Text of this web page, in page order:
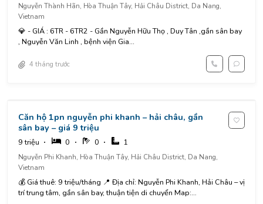
Nguyễn Thành Hãn, Hòa Thuận Tây, Hải Châu District, Da Nang,
Vietnam
💎 - GIÁ : 6TR - 6TR2 - Gần Nguyễn Hữu Thọ , Duy Tân ,gần sân bay
, Nguyễn Văn Linh , bệnh viện Gia...
4 tháng trước
Căn hộ 1pn nguyễn phi khanh – hải châu, gần
sân bay – giá 9 triệu
9 triệu 0 0 1
Nguyễn Phi Khanh, Hòa Thuận Tây, Hải Châu District, Da Nang,
Vietnam
💰 Giá thuê: 9 triệu/tháng 📍 Địa chỉ: Nguyễn Phi Khanh, Hải Châu – vị
trí trung tâm, gần sân bay, thuận tiện di chuyển Map: